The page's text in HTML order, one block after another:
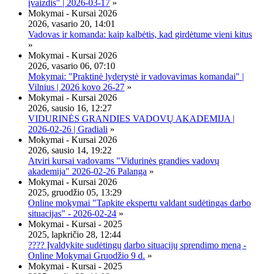
įvaizdis" | 2026-03-17 »
Mokymai - Kursai 2026
2026, vasario 20, 14:01
Vadovas ir komanda: kaip kalbėtis, kad girdėtume vieni kitus
»
Mokymai - Kursai 2026
2026, vasario 06, 07:10
Mokymai: "Praktinė lyderystė ir vadovavimas komandai" |
Vilnius | 2026 kovo 26-27 »
Mokymai - Kursai 2026
2026, sausio 16, 12:27
VIDURINĖS GRANDIES VADOVŲ AKADEMIJA |
2026-02-26 | Gradiali »
Mokymai - Kursai 2026
2026, sausio 14, 19:22
Atviri kursai vadovams "Vidurinės grandies vadovų
akademija" 2026-02-26 Palanga »
Mokymai - Kursai 2026
2025, gruodžio 05, 13:29
Online mokymai "Tapkite ekspertu valdant sudėtingas darbo
situacijas" - 2026-02-24 »
Mokymai - Kursai - 2025
2025, lapkričio 28, 12:44
???? Įvaldykite sudėtingų darbo situacijų sprendimo meną -
Online Mokymai Gruodžio 9 d. »
Mokymai - Kursai - 2025